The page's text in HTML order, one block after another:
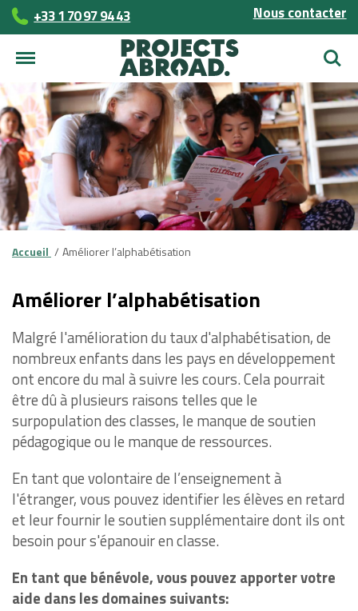
+33 1 70 97 94 43 Nous contacter
Accueil Améliorer l’alphabétisation
Améliorer l’alphabétisation
Malgré l'amélioration du taux d'alphabétisation, de
nombreux enfants dans les pays en développement
ont encore du mal à suivre les cours. Cela pourrait
être dû à plusieurs raisons telles que le
surpopulation des classes, le manque de soutien
pédagogique ou le manque de ressources.
En tant que volontaire de l’enseignement à
l'étranger, vous pouvez identifier les élèves en retard
et leur fournir le soutien supplémentaire dont ils ont
besoin pour s'épanouir en classe.
En tant que bénévole, vous pouvez apporter votre
aide dans les domaines suivants: